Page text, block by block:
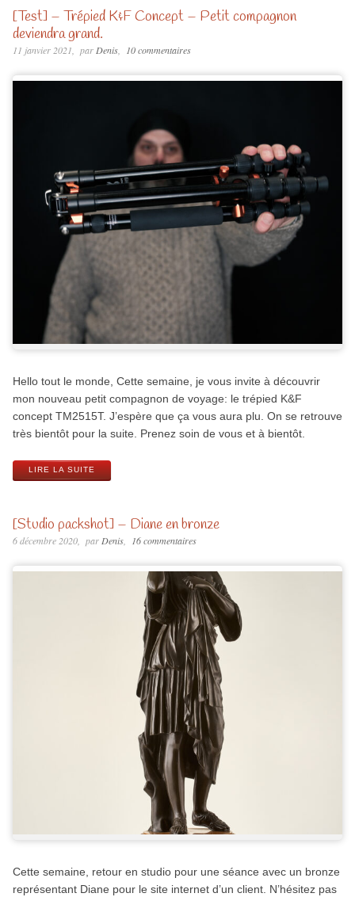
[Test] – Trépied K&F Concept – Petit compagnon
deviendra grand.
11 janvier 2021 parDenis 10 commentaires
Hello tout le monde, Cette semaine, je vous invite à découvrir
mon nouveau petit compagnon de voyage: le trépied K&F
concept TM2515T. J’espère que ça vous aura plu. On se retrouve
très bientôt pour la suite. Prenez soin de vous et à bientôt.
LIRE LA SUITE
[Studio packshot] – Diane en bronze
6 décembre 2020 parDenis 16 commentaires
Cette semaine, retour en studio pour une séance avec un bronze
représentant Diane pour le site internet d’un client. N’hésitez pas